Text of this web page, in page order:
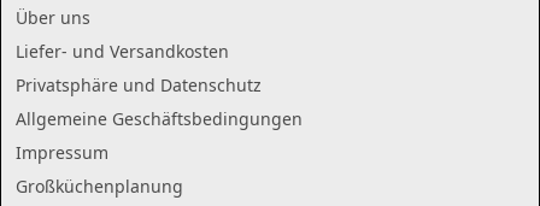
Über uns
Liefer- und Versandkosten
Privatsphäre und Datenschutz
Allgemeine Geschäftsbedingungen
Impressum
Großküchenplanung